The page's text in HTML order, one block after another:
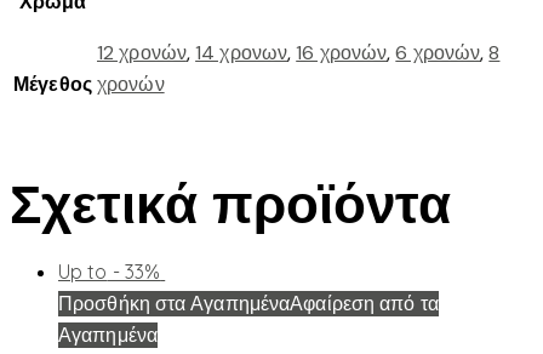
Μέγεθος
12 χρονών,14 χρονων,16 χρονών,6 χρονών,8
χρονών
Σχετικά προϊόντα
Up to - 33%
Προσθήκη στα ΑγαπημέναΑφαίρεση από τα
Αγαπημένα